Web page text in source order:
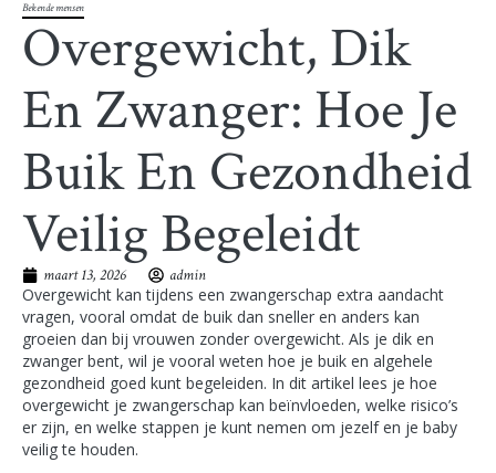
Bekende mensen
Overgewicht, Dik
En Zwanger: Hoe Je
Buik En Gezondheid
Veilig Begeleidt
maart 13, 2026 admin
Overgewicht kan tijdens een zwangerschap extra aandacht
vragen, vooral omdat de buik dan sneller en anders kan
groeien dan bij vrouwen zonder overgewicht. Als je dik en
zwanger bent, wil je vooral weten hoe je buik en algehele
gezondheid goed kunt begeleiden. In dit artikel lees je hoe
overgewicht je zwangerschap kan beïnvloeden, welke risico’s
er zijn, en welke stappen je kunt nemen om jezelf en je baby
veilig te houden.